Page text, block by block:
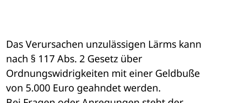
Das Verursachen unzulässigen Lärms kann
nach § 117 Abs. 2 Gesetz über
Ordnungswidrigkeiten mit einer Geldbuße
von 5.000 Euro geahndet werden.